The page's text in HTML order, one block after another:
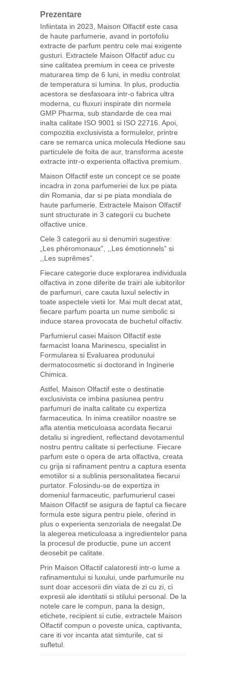
Prezentare
Infiintata in 2023, Maison Olfactif este casa
de haute parfumerie, avand in portofoliu
extracte de parfum pentru cele mai exigente
gusturi. Extractele Maison Olfactif aduc cu
sine calitatea premium in ceea ce priveste
maturarea timp de 6 luni, in mediu controlat
de temperatura si lumina. In plus, productia
acestora se desfasoara intr-o fabrica ultra
moderna, cu fluxuri inspirate din normele
GMP Pharma, sub standarde de cea mai
inalta calitate ISO 9001 si ISO 22716. Apoi,
compozitia exclusivista a formulelor, printre
care se remarca unica molecula Hedione sau
particulele de foita de aur, transforma aceste
extracte intr-o experienta olfactiva premium.
Maison Olfactif este un concept ce se poate
incadra in zona parfumeriei de lux pe piata
din Romania, dar si pe piata mondiala de
haute parfumerie. Extractele Maison Olfactif
sunt structurate in 3 categorii cu buchete
olfactive unice.
Cele 3 categorii au si denumiri sugestive:
„Les phéromonaux”, ,,Les émotionnels” si
,,Les suprêmes”.
Fiecare categorie duce explorarea individuala
olfactiva in zone diferite de trairi ale iubitorilor
de parfumuri, care cauta luxul selectiv in
toate aspectele vietii lor. Mai mult decat atat,
fiecare parfum poarta un nume simbolic si
induce starea provocata de buchetul olfactiv.
Parfumierul casei Maison Olfactif este
farmacist Ioana Marinescu, specialist in
Formularea si Evaluarea produsului
dermatocosmetic si doctorand in Inginerie
Chimica.
Astfel, Maison Olfactif este o destinatie
exclusivista ce imbina pasiunea pentru
parfumuri de inalta calitate cu expertiza
farmaceutica. In inima creatiilor noastre se
afla atentia meticuloasa acordata fiecarui
detaliu si ingredient, reflectand devotamentul
nostru pentru calitate si perfectiune. Fiecare
parfum este o opera de arta olfactiva, creata
cu grija si rafinament pentru a captura esenta
emotiilor si a sublinia personalitatea fiecarui
purtator. Folosindu-se de expertiza in
domeniul farmaceutic, parfumurierul casei
Maison Olfactif se asigura de faptul ca fiecare
formula este sigura pentru piele, oferind in
plus o experienta senzoriala de neegalat.De
la alegerea meticuloasa a ingredientelor pana
la procesul de productie, pune un accent
deosebit pe calitate.
Prin Maison Olfactif calatoresti intr-o lume a
rafinamentului si luxului, unde parfumurile nu
sunt doar accesorii din viata de zi cu zi, ci
expresii ale identitatii si stilului personal. De la
notele care le compun, pana la design,
etichete, recipient si cutie, extractele Maison
Olfactif compun o poveste unica, captivanta,
care iti vor incanta atat simturile, cat si
sufletul.